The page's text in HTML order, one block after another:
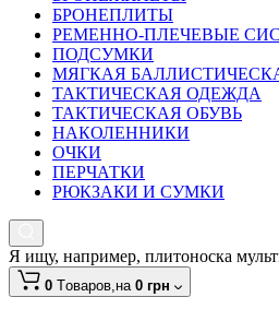
БРОНЕПЛИТЫ
РЕМЕННО-ПЛЕЧЕВЫЕ
ПОДСУМКИ
МЯГКАЯ
ТАКТИЧЕСКАЯ ОДЕЖДА
ТАКТИЧЕСКАЯ ОБУВЬ
НАКОЛЕННИКИ
ОЧКИ
ПЕРЧАТКИ
РЮКЗАКИ И СУМКИ
Я ищу, например, плитоноска
0 Tоваров,на 0 грн